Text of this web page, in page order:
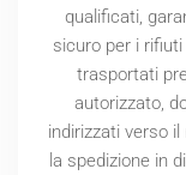
qualificati,
sicuro per i
trasportati
autorizzato,
indirizzati verso
la spedizione in